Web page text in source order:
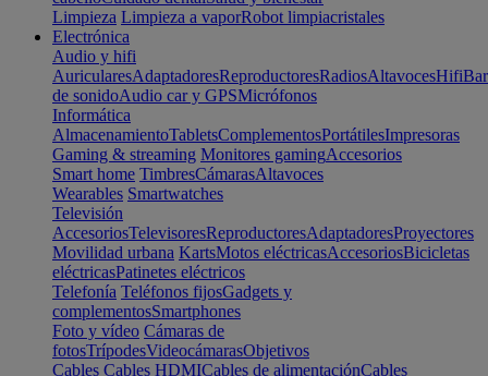
Limpieza Limpieza a vaporRobot limpiacristales
Electrónica
Audio y hifi
AuricularesAdaptadoresReproductoresRadiosAltavocesHifi
de sonidoAudio car y GPSMicrófonos
Informática
AlmacenamientoTabletsComplementosPortátilesImpresoras
Gaming & streaming Monitores gamingAccesorios
Smart home TimbresCámarasAltavoces
Wearables Smartwatches
Televisión
AccesoriosTelevisoresReproductoresAdaptadoresProyectores
Movilidad urbana KartsMotos eléctricasAccesoriosBicicletas
eléctricasPatinetes eléctricos
Telefonía Teléfonos fijosGadgets y
complementosSmartphones
Foto y vídeo Cámaras de
fotosTrípodesVideocámarasObjetivos
Cables Cables HDMICables de alimentaciónCables